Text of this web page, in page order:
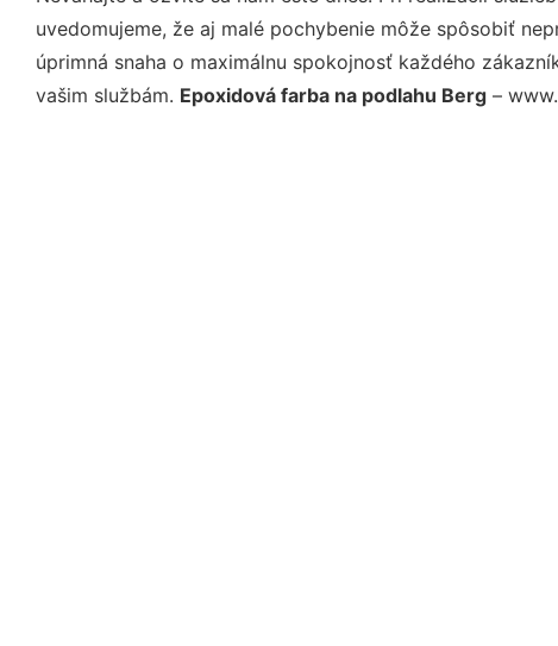
uvedomujeme, že aj malé pochybenie môže spôsobiť
úprimná snaha o maximálnu spokojnosť každého
vašim službám. Epoxidová farba na podlahu Berg –